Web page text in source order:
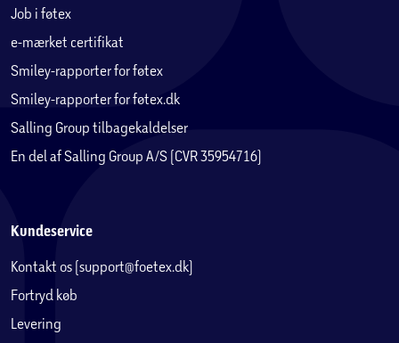
Job i føtex
e-mærket certifikat
Smiley-rapporter for føtex
Smiley-rapporter for føtex.dk
Salling Group tilbagekaldelser
En del af Salling Group A/S (CVR 35954716)
Kundeservice
Kontakt os (support@foetex.dk)
Fortryd køb
Levering